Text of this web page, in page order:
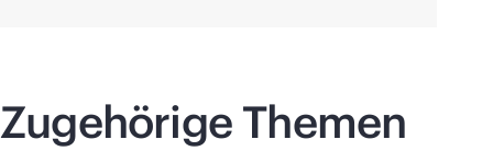
Zugehörige Themen